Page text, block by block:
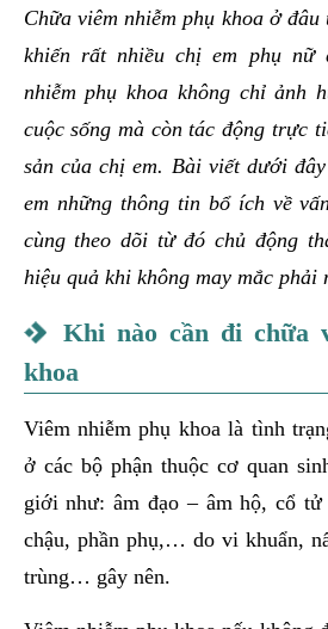
Chữa viêm nhiễm phụ khoa ở
khiến rất nhiều chị em phụ nữ
nhiễm phụ khoa không chỉ ảnh
cuộc sống mà còn tác động trực
sản của chị em. Bài viết dưới
em những thông tin bổ ích về
cùng theo dõi từ đó chủ động
hiệu quả khi không may mắc phải
Khi nào cần đi chữa
khoa
Viêm nhiễm phụ khoa là tình
ở các bộ phận thuộc cơ quan
giới như: âm đạo – âm hộ, cổ
chậu, phần phụ,… do vi khuẩn,
trùng… gây nên.